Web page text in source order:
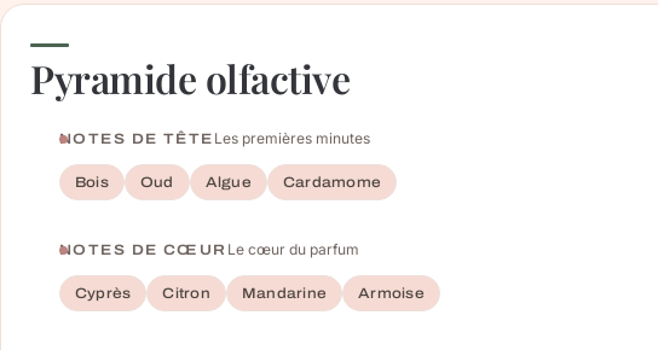
Pyramide olfactive
NOTES DE TÊTE Les premières minutes
Bois Oud Algue Cardamome
NOTES DE CŒUR Le cœur du parfum
Cyprès Citron Mandarine Armoise